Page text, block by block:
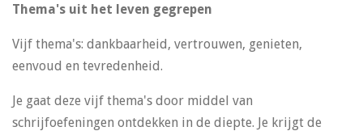
Thema's uit het leven gegrepen
Vijf thema's: dankbaarheid, vertrouwen, genieten,
eenvoud en tevredenheid.
Je gaat deze vijf thema's door middel van
schrijfoefeningen ontdekken in de diepte. Je krijgt de